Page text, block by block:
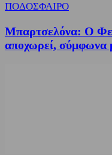
ΠΟΔΟΣΦΑΙΡΟ
Μπαρτσελόνα: Ο
αποχωρεί, σύμφωνα